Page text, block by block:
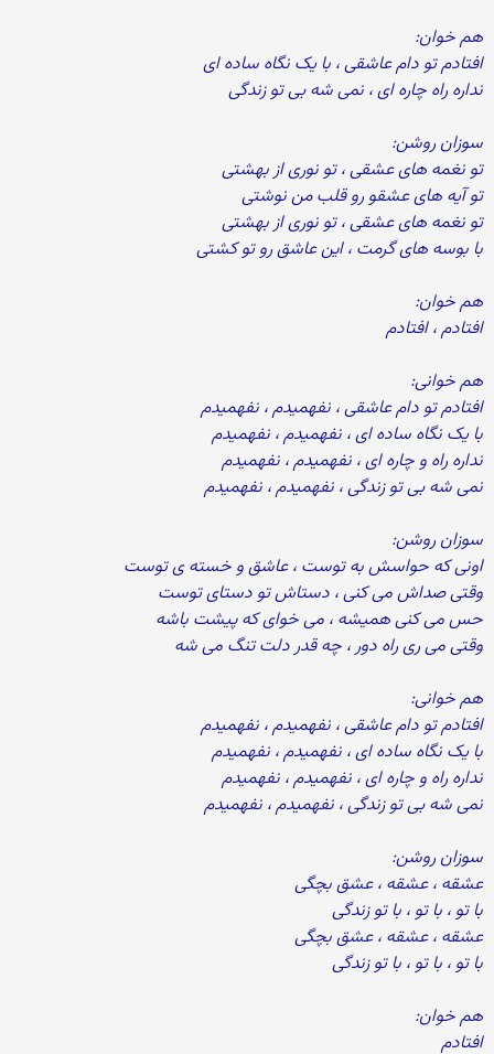
هم خوان:
افتادم تو دام عاشقی ، با یک نگاه ساده ای
نداره راه چاره ای ، نمی شه بی تو زندگی
سوزان روشن:
تو نغمه های عشقی ، تو نوری از بهشتی
تو آیه های عشقو رو قلب من نوشتی
تو نغمه های عشقی ، تو نوری از بهشتی
با بوسه های گرمت ، این عاشق رو تو کشتی
هم خوان:
افتادم ، افتادم
هم خوانی:
افتادم تو دام عاشقی ، نفهمیدم ، نفهمیدم
با یک نگاه ساده ای ، نفهمیدم ، نفهمیدم
نداره راه و چاره ای ، نفهمیدم ، نفهمیدم
نمی شه بی تو زندگی ، نفهمیدم ، نفهمیدم
سوزان روشن:
اونی که حواسش به توست ، عاشق و خسته ی توست
وقتی صداش می کنی ، دستاش تو دستای توست
حس می کنی همیشه ، می خوای که پیشت باشه
وقتی می ری راه دور ، چه قدر دلت تنگ می شه
هم خوانی:
افتادم تو دام عاشقی ، نفهمیدم ، نفهمیدم
با یک نگاه ساده ای ، نفهمیدم ، نفهمیدم
نداره راه و چاره ای ، نفهمیدم ، نفهمیدم
نمی شه بی تو زندگی ، نفهمیدم ، نفهمیدم
سوزان روشن:
عشقه ، عشقه ، عشق بچگی
با تو ، با تو ، با تو زندگی
عشقه ، عشقه ، عشق بچگی
با تو ، با تو ، با تو زندگی
هم خوان:
افتادم